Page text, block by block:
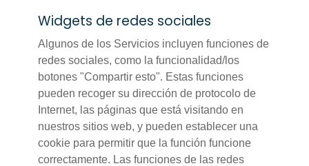
Widgets de redes sociales
Algunos de los Servicios incluyen funciones de
redes sociales, como la funcionalidad/los
botones "Compartir esto". Estas funciones
pueden recoger su dirección de protocolo de
Internet, las páginas que está visitando en
nuestros sitios web, y pueden establecer una
cookie para permitir que la función funcione
correctamente. Las funciones de las redes